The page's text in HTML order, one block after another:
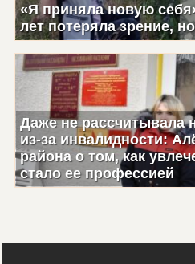
«Я приняла новую
лет потеряла зрение,
Даже не рассчитывала
из-за инвалидности:
района о том, как
стало ее профессией